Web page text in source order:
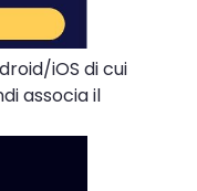
iOS di cui
associa il